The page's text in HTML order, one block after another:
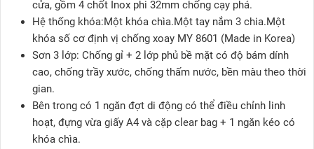
cửa, gồm 4 chốt Inox phi 32mm chống cạy phá.
Hệ thống khóa:Một khóa chìa.Một tay nắm 3 chia.Một
khóa số cơ định vị chống xoay MY 8601 (Made in Korea)
Sơn 3 lớp: Chống gỉ + 2 lớp phủ bề mặt có độ bám dính
cao, chống trầy xước, chống thấm nước, bền màu theo thời
gian.
Bên trong có 1 ngăn đợt di động có thể điều chỉnh linh
hoạt, đựng vừa giấy A4 và cặp clear bag + 1 ngăn kéo có
khóa chìa.